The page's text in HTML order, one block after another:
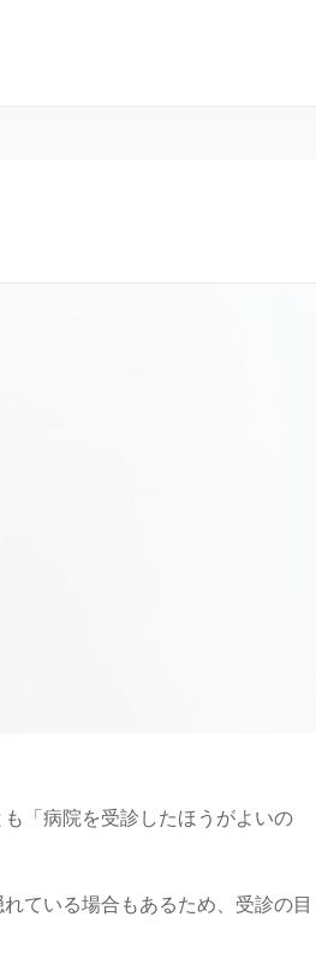
「病院を受診したほうがよいの
ている場合もあるため、受診の目